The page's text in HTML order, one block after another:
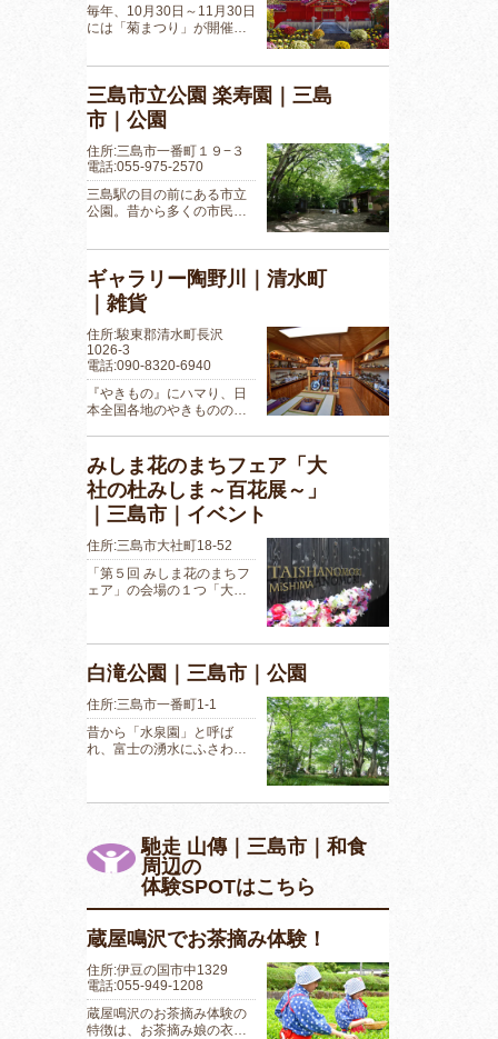
毎年、10月30日～11月30日
には「菊まつり」が開催…
三島市立公園 楽寿園｜三島
市｜公園
住所:三島市一番町１９−３
電話:055-975-2570
三島駅の目の前にある市立
公園。昔から多くの市民…
ギャラリー陶野川｜清水町
｜雑貨
住所:駿東郡清水町長沢
1026-3
電話:090-8320-6940
『やきもの』にハマり、日
本全国各地のやきものの…
みしま花のまちフェア「大
社の杜みしま～百花展～」
｜三島市｜イベント
住所:三島市大社町18-52
「第５回 みしま花のまちフ
ェア」の会場の１つ「大…
白滝公園｜三島市｜公園
住所:三島市一番町1-1
昔から「水泉園」と呼ば
れ、富士の湧水にふさわ…
馳走 山傳｜三島市｜和食
周辺の
体験SPOTはこちら
蔵屋鳴沢でお茶摘み体験！
住所:伊豆の国市中1329
電話:055-949-1208
蔵屋鳴沢のお茶摘み体験の
特徴は、お茶摘み娘の衣…